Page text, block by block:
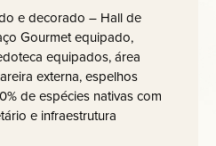
e decorado – Hall de
Gourmet equipado,
equipados, área
externa, espelhos
de espécies nativas com
e infraestrutura